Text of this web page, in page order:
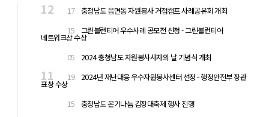
12 17 충청남도 읍면동 자원봉사 거점캠프 사례공유회 개최
15 그린볼런티어 우수사례 공모전 선정 - 그린볼런티어
네트워크상 수상
05 2024 충청남도 자원봉사사자의 날 기념식 개최
11 19 2024년 재난대응 우수자원봉사센터 선정 - 행정안전부 장관
표창 수상
15 충청남도 온기나눔 김장대축제 행사 진행